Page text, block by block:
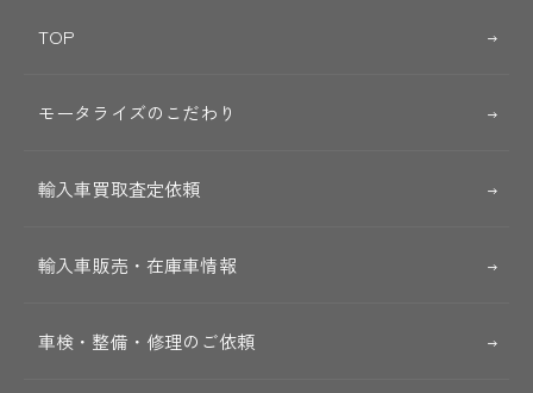
TOP
モータライズのこだわり
輸入車買取査定依頼
輸入車販売・在庫車情報
車検・整備・修理のご依頼